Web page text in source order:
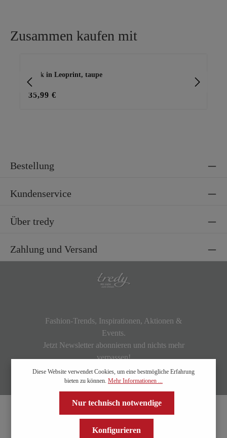
Zusammen kaufen mit
Rock in Leoprint, taupe
35,99 €
Bestellung
Kundenservice
Über tredy
Zahlung und Versand
Fashion-Trends, Inspirationen, Aktionen &
Events.
Jetzt Newsletter abonnieren und nichts mehr
verpassen!
Diese Website verwendet Cookies, um eine bestmögliche Erfahrung
bieten zu können. Mehr Informationen ...
Nur technisch notwendige
Konfigurieren